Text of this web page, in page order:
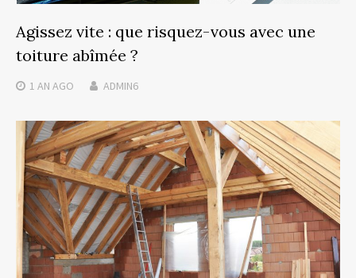
Agissez vite : que risquez-vous avec une
toiture abîmée ?
1 AN AGO ADMIN6